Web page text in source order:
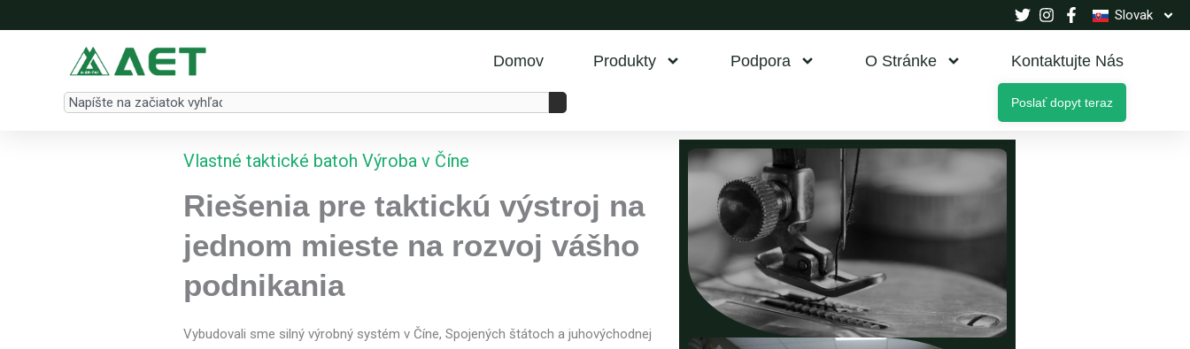
na
Slovak
Domov Produkty Podpora O Stránke Kontaktujte Nás
Search Poslať dopyt teraz
Vlastné taktické batoh Výroba v Číne
Riešenia pre taktickú výstroj na
jednom mieste na rozvoj vášho
podnikania
Vybudovali sme silný výrobný systém v Číne, Spojených štátoch a juhovýchodnej